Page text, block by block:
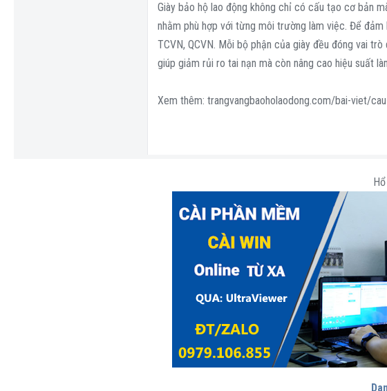
Giày bảo hộ lao động không chỉ có cấu tạo cơ bản
nhằm phù hợp với từng môi trường làm việc. Để
TCVN, QCVN. Mỗi bộ phận của giày đều đóng vai
giúp giảm rủi ro tai nạn mà còn nâng cao hiệu suất
Xem thêm: trangvangbaoholaodong.com/bai-viet/